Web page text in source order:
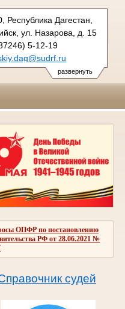
развернуть
Республика Дагестан,
ул. Назарова, д. 15
5-12-19
ОПФР по постановлению
РФ от 28.06.2021 №
судей